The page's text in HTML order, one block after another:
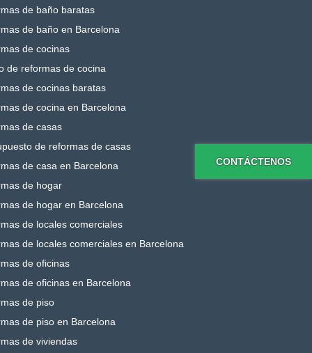
CONTÁCTENOS
de baño baratas
de baño en Barcelona
de cocinas
de reformas de cocina
de cocinas baratas
de cocina en Barcelona
de casas
de reformas de casas
de casa en Barcelona
de hogar
de hogar en Barcelona
de locales comerciales
de locales comerciales en Barcelona
de oficinas
de oficinas en Barcelona
de piso
de piso en Barcelona
de viviendas